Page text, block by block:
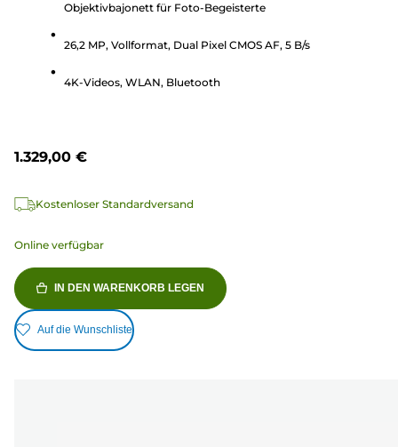
Sternen.
Bewertungen
Objektivbajonett für Foto-Begeisterte
26,2 MP, Vollformat, Dual Pixel CMOS AF, 5 B/s
4K-Videos, WLAN, Bluetooth
1.329,00 €
Kostenloser Standardversand
Online verfügbar
IN DEN WARENKORB LEGEN
Auf die Wunschliste